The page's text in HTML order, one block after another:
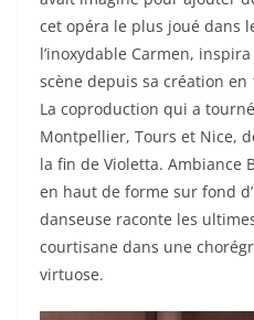
cet opéra le plus joué dans
l’inoxydable Carmen,
scène depuis sa création en
La coproduction qui a
Montpellier, Tours et Nice,
la fin de Violetta. Ambiance
en haut de forme sur fond
danseuse raconte les
courtisane dans une
virtuose.